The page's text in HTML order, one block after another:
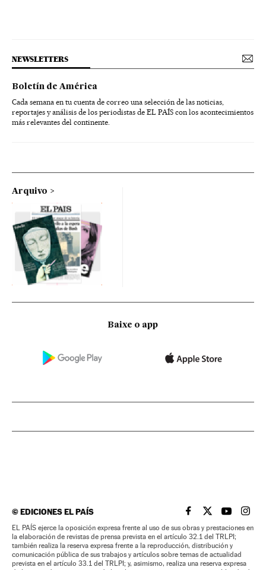
NEWSLETTERS
Boletín de América
Cada semana en tu cuenta de correo una selección de las noticias,
reportajes y análisis de los periodistas de EL PAÍS con los acontecimientos
más relevantes del continente.
Arquivo
Baixe o app
©EDICIONES EL PAÍS EL PAÍS BRASIL EN
EL PAÍSEL PAÍS
EL
EL PAÍS ejerce la oposición expresa frente al uso de sus obras y prestaciones en
la elaboración de revistas de prensa prevista en el artículo 32.1 del TRLPI;
también realiza la reserva expresa frente a la reproducción, distribución y
comunicación pública de sus trabajos y artículos sobre temas de actualidad
prevista en el artículo 33.1 del TRLPI; y, asimismo, realiza una reserva expresa